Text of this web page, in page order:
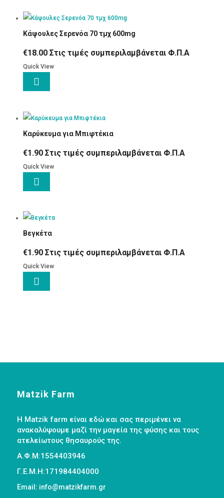
Κάψουλες Σερενόα 70 τμχ 600mg
€18.00 Στις τιμές συμπεριλαμβάνεται Φ.Π.Α
Quick View

Καρύκευμα για Μπιφτέκια
€1.90 Στις τιμές συμπεριλαμβάνεται Φ.Π.Α
Quick View

Βεγκέτα
€1.90 Στις τιμές συμπεριλαμβάνεται Φ.Π.Α
Quick View

Matzik Farm
Η Matzik farm είναι εδώ και σας περιμένει να
ανακαλύψουμε μαζί την μαγεία της φύσης και τους
ατελείωτους θησαυρούς της.
Α.Φ.Μ:1554403946
Γ.Ε.Μ.Η:171984404000
Email: info@matzikfarm.gr